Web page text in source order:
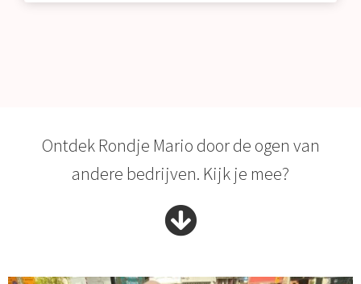
Ontdek Rondje Mario door de ogen van
andere bedrijven. Kijk je mee?